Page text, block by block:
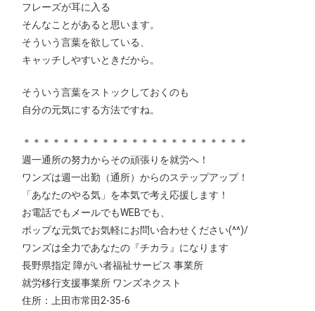
フレーズが耳に入る
そんなことがあると思います。
そういう言葉を欲している、
キャッチしやすいときだから。
そういう言葉をストックしておくのも
自分の元気にする方法ですね。
＊＊＊＊＊＊＊＊＊＊＊＊＊＊＊＊＊＊＊＊＊＊＊
週一通所の努力からその頑張りを就労へ！
ワンズは週一出勤（通所）からのステップアップ！
「あなたのやる気」を本気で考え応援します！
お電話でもメールでもWEBでも、
ポップな元気でお気軽にお問い合わせください(^^)/
ワンズは全力であなたの『チカラ』になります
長野県指定 障がい者福祉サービス 事業所
就労移行支援事業所 ワンズネクスト
住所：上田市常田2-35-6